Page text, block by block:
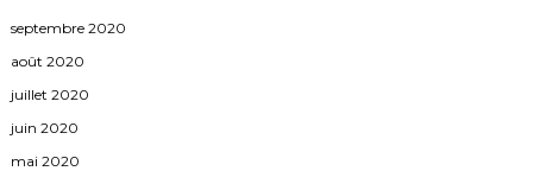
septembre 2020
août 2020
juillet 2020
juin 2020
mai 2020